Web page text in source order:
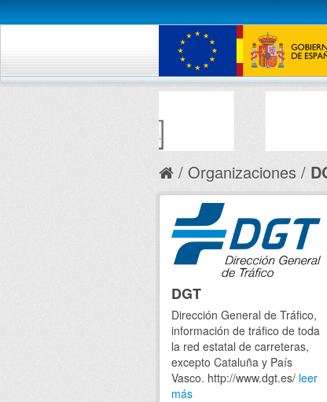
Organizaciones
DGT
Dirección General de Tráfico,
información de tráfico de toda
la red estatal de carreteras,
excepto Cataluña y País
Vasco. http://www.dgt.es/ leer
más